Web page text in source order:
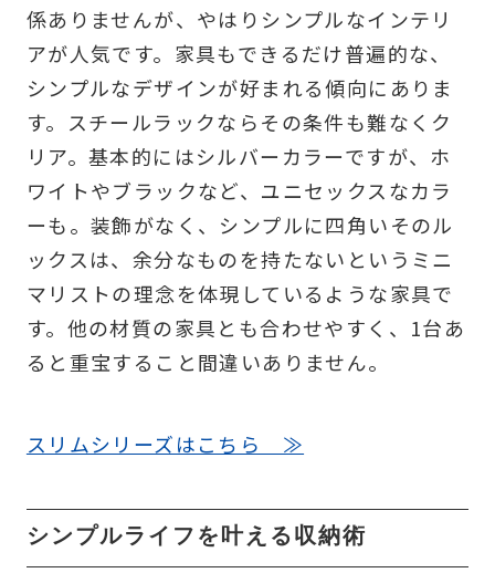
係ありませんが、やはりシンプルなインテリ
アが人気です。家具もできるだけ普遍的な、
シンプルなデザインが好まれる傾向にありま
す。スチールラックならその条件も難なくク
リア。基本的にはシルバーカラーですが、ホ
ワイトやブラックなど、ユニセックスなカラ
ーも。装飾がなく、シンプルに四角いそのル
ックスは、余分なものを持たないというミニ
マリストの理念を体現しているような家具で
す。他の材質の家具とも合わせやすく、1台あ
ると重宝すること間違いありません。
スリムシリーズはこちら ≫
シンプルライフを叶える収納術